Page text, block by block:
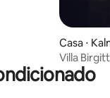
Casa ⋅
Villa